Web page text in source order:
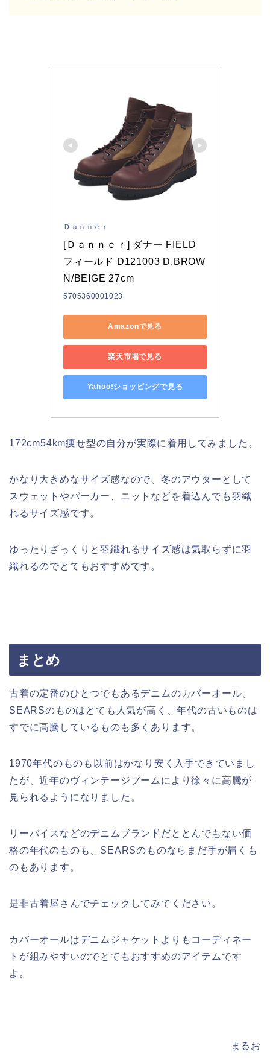
Ｄａｎｎｅｒ
[Ｄａｎｎｅｒ] ダナー FIELD
フィールド D121003 D.BROW
N/BEIGE 27cm
5705360001023
Amazonで見る
楽天市場で見る
Yahoo!ショッピングで見る
172cm54km痩せ型の自分が実際に着用してみました。
かなり大きめなサイズ感なので、冬のアウターとして
スウェットやパーカー、ニットなどを着込んでも羽織
れるサイズ感です。
ゆったりざっくりと羽織れるサイズ感は気取らずに羽
織れるのでとてもおすすめです。
まとめ
古着の定番のひとつでもあるデニムのカバーオール、
SEARSのものはとても人気が高く、年代の古いものは
すでに高騰しているものも多くあります。
1970年代のものも以前はかなり安く入手できていまし
たが、近年のヴィンテージブームにより徐々に高騰が
見られるようになりました。
リーバイスなどのデニムブランドだととんでもない価
格の年代のものも、SEARSのものならまだ手が届くも
のもあります。
是非古着屋さんでチェックしてみてください。
カバーオールはデニムジャケットよりもコーディネー
トが組みやすいのでとてもおすすめのアイテムです
よ。
まるお